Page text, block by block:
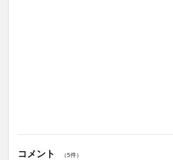
コメント （5件）